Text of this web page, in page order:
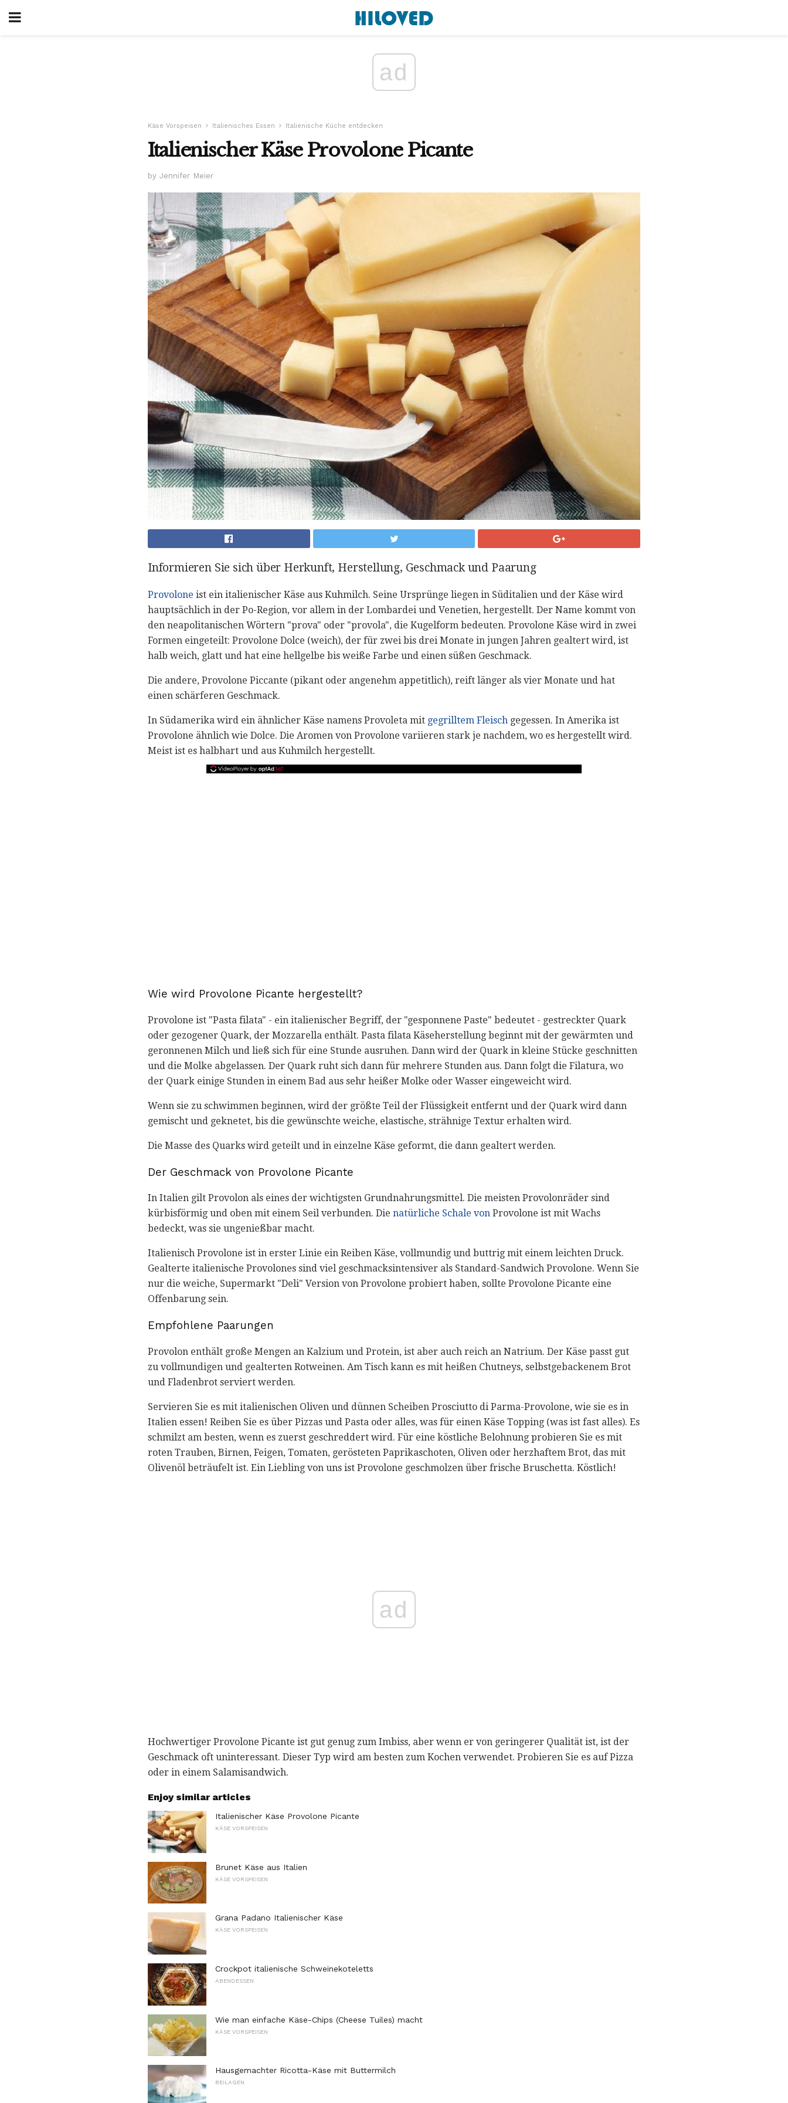
ad
Käse Vorspeisen Italienisches Essen Italienische Küche entdecken
Italienischer Käse Provolone Picante
by Jennifer Meier
Informieren Sie sich über Herkunft, Herstellung, Geschmack und Paarung
Provolone ist ein italienischer Käse aus Kuhmilch. Seine Ursprünge liegen in Süditalien und der Käse wird
hauptsächlich in der Po-Region, vor allem in der Lombardei und Venetien, hergestellt. Der Name kommt von
den neapolitanischen Wörtern "prova" oder "provola", die Kugelform bedeuten. Provolone Käse wird in zwei
Formen eingeteilt: Provolone Dolce (weich), der für zwei bis drei Monate in jungen Jahren gealtert wird, ist
halb weich, glatt und hat eine hellgelbe bis weiße Farbe und einen süßen Geschmack.
Die andere, Provolone Piccante (pikant oder angenehm appetitlich), reift länger als vier Monate und hat
einen schärferen Geschmack.
In Südamerika wird ein ähnlicher Käse namens Provoleta mit gegrilltem Fleisch gegessen. In Amerika ist
Provolone ähnlich wie Dolce. Die Aromen von Provolone variieren stark je nachdem, wo es hergestellt wird.
Meist ist es halbhart und aus Kuhmilch hergestellt.
Wie wird Provolone Picante hergestellt?
Provolone ist "Pasta filata" - ein italienischer Begriff, der "gesponnene Paste" bedeutet - gestreckter Quark
oder gezogener Quark, der Mozzarella enthält. Pasta filata Käseherstellung beginnt mit der gewärmten und
geronnenen Milch und ließ sich für eine Stunde ausruhen. Dann wird der Quark in kleine Stücke geschnitten
und die Molke abgelassen. Der Quark ruht sich dann für mehrere Stunden aus. Dann folgt die Filatura, wo
der Quark einige Stunden in einem Bad aus sehr heißer Molke oder Wasser eingeweicht wird.
Wenn sie zu schwimmen beginnen, wird der größte Teil der Flüssigkeit entfernt und der Quark wird dann
gemischt und geknetet, bis die gewünschte weiche, elastische, strähnige Textur erhalten wird.
Die Masse des Quarks wird geteilt und in einzelne Käse geformt, die dann gealtert werden.
Der Geschmack von Provolone Picante
In Italien gilt Provolon als eines der wichtigsten Grundnahrungsmittel. Die meisten Provolonräder sind
kürbisförmig und oben mit einem Seil verbunden. Die natürliche Schale von Provolone ist mit Wachs
bedeckt, was sie ungenießbar macht.
Italienisch Provolone ist in erster Linie ein Reiben Käse, vollmundig und buttrig mit einem leichten Druck.
Gealterte italienische Provolones sind viel geschmacksintensiver als Standard-Sandwich Provolone. Wenn Sie
nur die weiche, Supermarkt "Deli" Version von Provolone probiert haben, sollte Provolone Picante eine
Offenbarung sein.
Empfohlene Paarungen
Provolon enthält große Mengen an Kalzium und Protein, ist aber auch reich an Natrium. Der Käse passt gut
zu vollmundigen und gealterten Rotweinen. Am Tisch kann es mit heißen Chutneys, selbstgebackenem Brot
und Fladenbrot serviert werden.
Servieren Sie es mit italienischen Oliven und dünnen Scheiben Prosciutto di Parma-Provolone, wie sie es in
Italien essen! Reiben Sie es über Pizzas und Pasta oder alles, was für einen Käse Topping (was ist fast alles). Es
schmilzt am besten, wenn es zuerst geschreddert wird. Für eine köstliche Belohnung probieren Sie es mit
roten Trauben, Birnen, Feigen, Tomaten, gerösteten Paprikaschoten, Oliven oder herzhaftem Brot, das mit
Olivenöl beträufelt ist. Ein Liebling von uns ist Provolone geschmolzen über frische Bruschetta. Köstlich!
ad
Hochwertiger Provolone Picante ist gut genug zum Imbiss, aber wenn er von geringerer Qualität ist, ist der
Geschmack oft uninteressant. Dieser Typ wird am besten zum Kochen verwendet. Probieren Sie es auf Pizza
oder in einem Salamisandwich.
Enjoy similar articles
Italienischer Käse Provolone Picante
KÄSE VORSPEISEN
Brunet Käse aus Italien
KÄSE VORSPEISEN
Grana Padano Italienischer Käse
KÄSE VORSPEISEN
Crockpot italienische Schweinekoteletts
ABENDESSEN
Wie man einfache Käse-Chips (Cheese Tuiles) macht
KÄSE VORSPEISEN
Hausgemachter Ricotta-Käse mit Buttermilch
BEILAGEN